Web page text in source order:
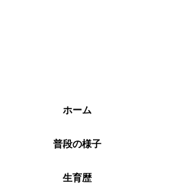
ホーム
普段の様子
生育歴